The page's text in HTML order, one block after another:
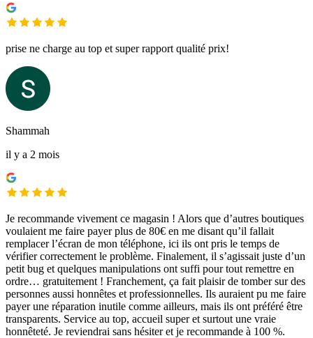
prise ne charge au top et super rapport qualité prix!
Shammah
il y a 2 mois
Je recommande vivement ce magasin ! Alors que d’autres boutiques
voulaient me faire payer plus de 80€ en me disant qu’il fallait
remplacer l’écran de mon téléphone, ici ils ont pris le temps de
vérifier correctement le problème. Finalement, il s’agissait juste d’un
petit bug et quelques manipulations ont suffi pour tout remettre en
ordre… gratuitement ! Franchement, ça fait plaisir de tomber sur des
personnes aussi honnêtes et professionnelles. Ils auraient pu me faire
payer une réparation inutile comme ailleurs, mais ils ont préféré être
transparents. Service au top, accueil super et surtout une vraie
honnêteté. Je reviendrai sans hésiter et je recommande à 100 %.